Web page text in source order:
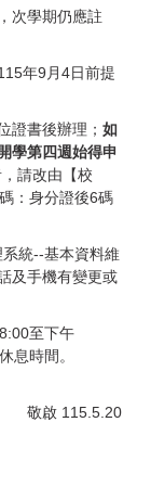
次學期仍應註
年9月4日前提
證書後辦理； 如
學第四週始得申
請改由【校
：身分證後6碼
統--基本資料維
及手機有變更或
至下午
息時間。
敬啟 115.5.20